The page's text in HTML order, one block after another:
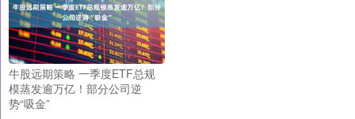
牛股远期策略 一季度ETF总规
模蒸发逾万亿！部分公司逆
势“吸金”